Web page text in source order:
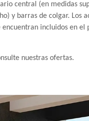
central (en medidas
y barras de colgar. Los
encuentran incluidos en el
nuestras ofertas.